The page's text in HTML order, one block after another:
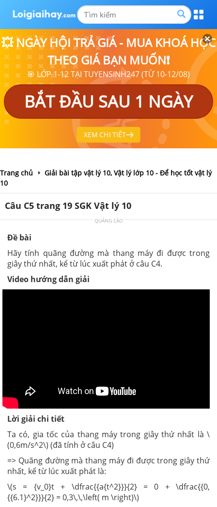
💥 NGÀY HỘI TRẢ GIÁ - MUA KHOÁ HỌC
THEO GIÁ BẠN MUỐN❗
🎯 LỚP 1-12 TẠI TUYENSINH247 (TỪ 10-12/08)
BẮT ĐẦU SAU 1 NGÀY
XEM CHI TIẾT
Trang chủ
Giải bài tập vật lý 10, Vật lý lớp 10 - Để học tốt vật lý
10
Câu C5 trang 19 SGK Vật lý 10
QUẢNG CÁO
Đề bài
Hãy tính quãng đường mà thang máy đi được trong
giây thứ nhất, kể từ lúc xuất phát ở câu C4.
Video hướng dẫn giải
Lời giải chi tiết
Ta có, gia tốc của thang máy trong giây thứ nhất là \
(0,6m/s^2\) (đã tính ở câu C4)
=> Quãng đường mà thang máy đi được trong giây thứ
nhất, kể từ lúc xuất phát là:
\(s = {v_0}t + \dfrac{{a{t^2}}}{2} = 0 + \dfrac{{0,
{{6.1}^2}}}{2} = 0,3\,\,\left( m \right)\)